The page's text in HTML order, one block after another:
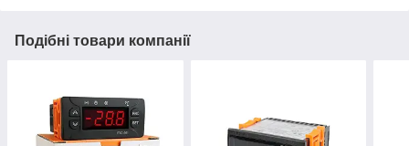
Подібні товари компанії